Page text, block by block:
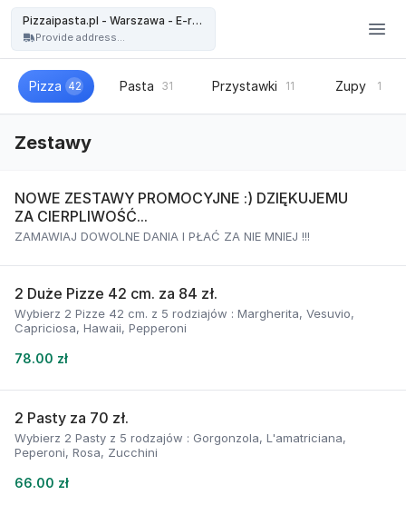
Pizzaipasta.pl - Warszawa - E-restauracja
Provide address...
Pizza 42 Pasta 31 Przystawki 11 Zupy 1
Zestawy
NOWE ZESTAWY PROMOCYJNE :) DZIĘKUJEMU
ZA CIERPLIWOŚĆ...
ZAMAWIAJ DOWOLNE DANIA I PŁAĆ ZA NIE MNIEJ !!!
2 Duże Pizze 42 cm. za 84 zł.
Wybierz 2 Pizze 42 cm. z 5 rodziajów : Margherita, Vesuvio,
Capriciosa, Hawaii, Pepperoni
78.00 zł
2 Pasty za 70 zł.
Wybierz 2 Pasty z 5 rodzajów : Gorgonzola, L'amatriciana,
Peperoni, Rosa, Zucchini
66.00 zł